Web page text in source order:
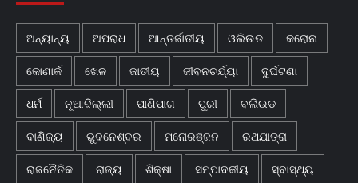
ଅନ୍ୟାନ୍ୟ ଅପରାଧ ଆନ୍ତର୍ଜାତୀୟ ଓଲିଉଡ କରୋନା
କୋଣାର୍କ ଖେଳ ଜାତୀୟ ଜୀବନଚର୍ଯ୍ୟା ଦୁର୍ଘଟଣା
ଧର୍ମ ନୂଆଦିଲ୍ଲୀ ପାଣିପାଗ ପୁରୀ ବଲିଉଡ
ବାଣିଜ୍ୟ ଭୁବନେଶ୍ବର ମନୋରଞ୍ଜନ ରଥଯାତ୍ରା
ରାଜନୈତିକ ରାଜ୍ୟ ଶିକ୍ଷା ସମ୍ପାଦକୀୟ ସ୍ବାସ୍ଥ୍ୟ